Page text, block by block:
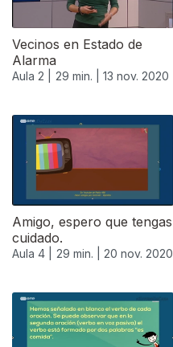
Vecinos en Estado de
Alarma
Aula 2 | 29 min. | 13 nov. 2020
Amigo, espero que tengas
cuidado.
Aula 4 | 29 min. | 20 nov. 2020